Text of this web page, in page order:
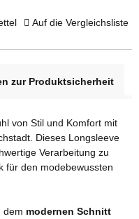
Auf die Vergleichsliste
zur Produktsicherheit
von Stil und Komfort mit
Dieses Longsleeve
Verarbeitung zu
für den modebewussten
dem modernen Schnitt